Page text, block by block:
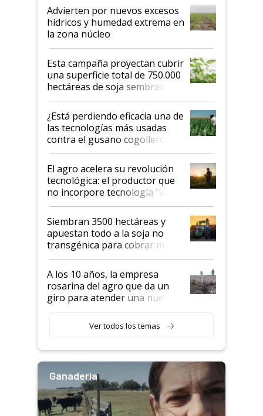
Advierten por nuevos excesos
hídricos y humedad extrema en
la zona núcleo
Esta campaña proyectan cubrir
una superficie total de 750.000
hectáreas de soja sembradas
con una nueva generación de
variedades que marcan un
salto tecnológico en genética y
rendimiento
¿Está perdiendo eficacia una de
las tecnologías más usadas
contra el gusano cogollero? El
desafío de una tecnología clave
El agro acelera su revolución
tecnológica: el productor que
no incorpore tecnología "va a
perder el tren"
Siembran 3500 hectáreas y
apuestan todo a la soja no
transgénica para cobrar más
por tonelada: compraron un
semillero
A los 10 años, la empresa
rosarina del agro que da un
giro para atender una nueva
Ver todos los temas
Ganadería